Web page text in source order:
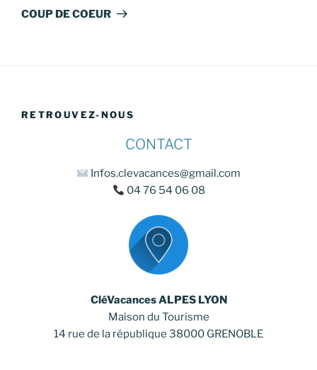
suivant
COUP DE COEUR
RETROUVEZ-NOUS
CONTACT
Infos.clevacances@gmail.com
04 76 54 06 08
CléVacances ALPES LYON
Maison du Tourisme
14 rue de la république 38000 GRENOBLE